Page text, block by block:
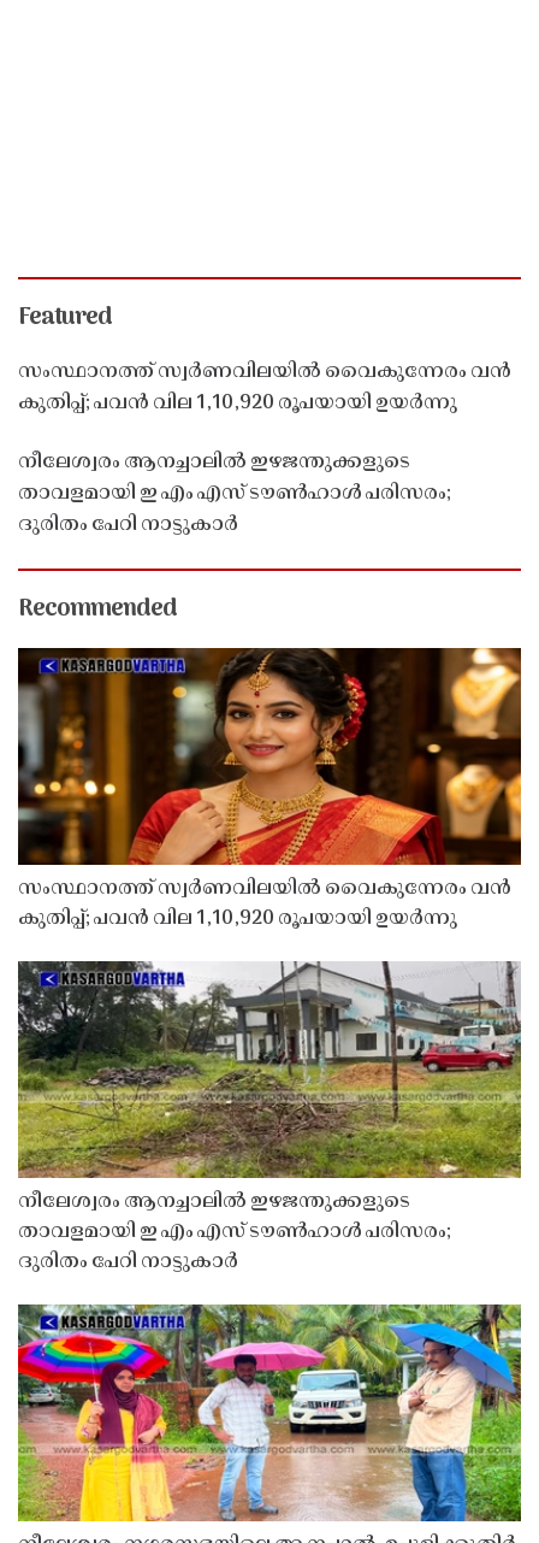
Featured
സംസ്ഥാനത്ത് സ്വർണവിലയിൽ വൈകുന്നേരം വൻ
കുതിപ്പ്; പവൻ വില 1,10,920 രൂപയായി ഉയർന്നു
നീലേശ്വരം ആനച്ചാലിൽ ഇഴജന്തുക്കളുടെ
താവളമായി ഇ എം എസ് ടൗൺഹാൾ പരിസരം;
ദുരിതം പേറി നാട്ടുകാർ
Recommended
സംസ്ഥാനത്ത് സ്വർണവിലയിൽ വൈകുന്നേരം വൻ
കുതിപ്പ്; പവൻ വില 1,10,920 രൂപയായി ഉയർന്നു
നീലേശ്വരം ആനച്ചാലിൽ ഇഴജന്തുക്കളുടെ
താവളമായി ഇ എം എസ് ടൗൺഹാൾ പരിസരം;
ദുരിതം പേറി നാട്ടുകാർ